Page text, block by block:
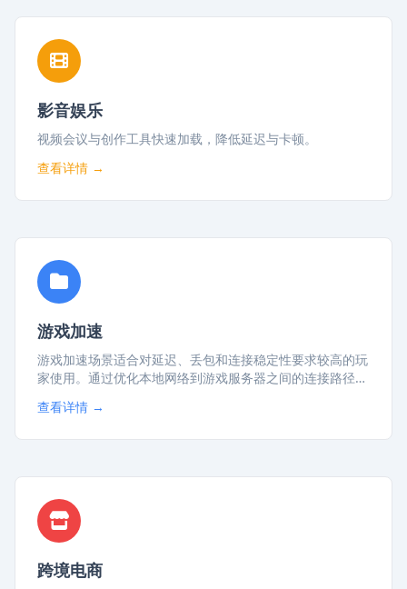
影音娱乐
视频会议与创作工具快速加载，降低延迟与卡顿。
查看详情 →
游戏加速
游戏加速场景适合对延迟、丢包和连接稳定性要求较高的玩
家使用。通过优化本地网络到游戏服务器之间的连接路径，
游戏、语音开黑和更新下载过程更加稳定流畅。
查看详情 →
跨境电商